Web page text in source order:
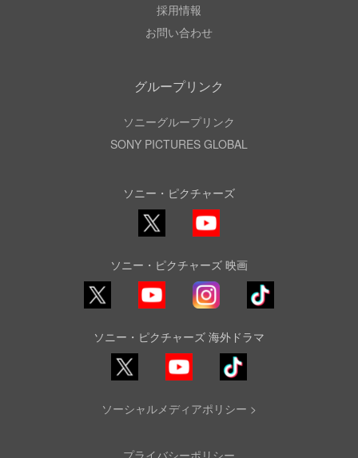
採用情報
お問い合わせ
グループリンク
ソニーグループリンク
SONY PICTURES GLOBAL
ソニー・ピクチャーズ
X
YouTube
ソニー・ピクチャーズ 映画
YouTube Instagram
TikTok
ソニー・ピクチャーズ 海外ドラマ
YouTube
TikTok
ソーシャルメディアポリシー >
プライバシーポリシー